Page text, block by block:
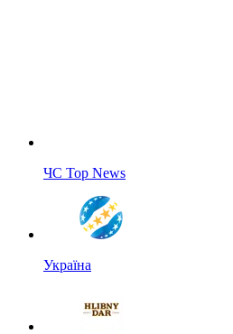
ЧС Top News
Україна